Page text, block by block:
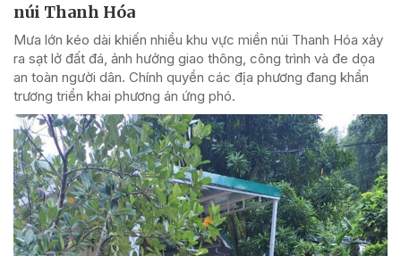
núi Thanh Hóa
Mưa lớn kéo dài khiến nhiều khu vực miền núi Thanh Hóa xảy
ra sạt lở đất đá, ảnh hưởng giao thông, công trình và đe dọa
an toàn người dân. Chính quyền các địa phương đang khẩn
trương triển khai phương án ứng phó.